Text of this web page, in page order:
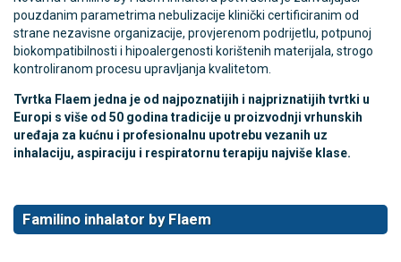
pouzdanim parametrima nebulizacije klinički certificiranim od
strane nezavisne organizacije, provjerenom podrijetlu, potpunoj
biokompatibilnosti i hipoalergenosti korištenih materijala, strogo
kontroliranom procesu upravljanja kvalitetom.
Tvrtka Flaem jedna je od najpoznatijih i najpriznatijih tvrtki u
Europi s više od 50 godina tradicije u proizvodnji vrhunskih
uređaja za kućnu i profesionalnu upotrebu vezanih uz
inhalaciju, aspiraciju i respiratornu terapiju najviše klase.
Familino inhalator by Flaem